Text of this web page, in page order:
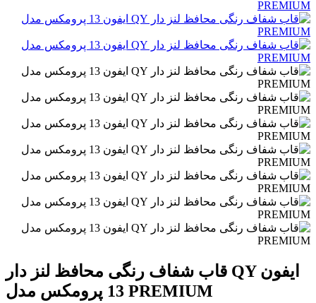
قاب شفاف رنگی محافظ لنز دار QY ایفون
13 پرومکس مدل PREMIUM